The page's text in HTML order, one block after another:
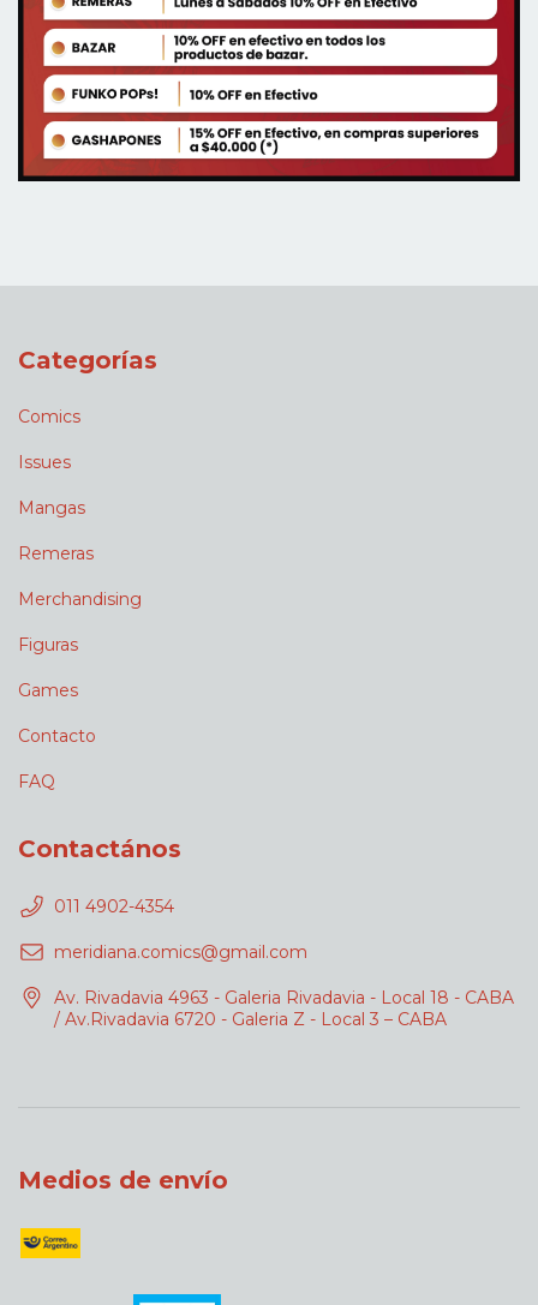
Categorías
Comics
Issues
Mangas
Remeras
Merchandising
Figuras
Games
Contacto
FAQ
Contactános
011 4902-4354
meridiana.comics@gmail.com
Av. Rivadavia 4963 - Galeria Rivadavia - Local 18 - CABA
/ Av.Rivadavia 6720 - Galeria Z - Local 3 – CABA
Medios de envío